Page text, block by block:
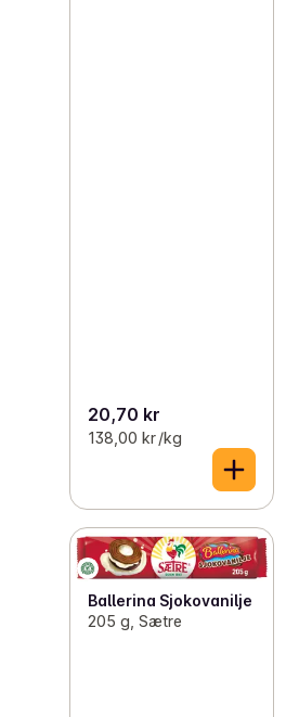
20,70 kr
138,00 kr /kg
Ballerina Sjokovanilje
205 g, Sætre